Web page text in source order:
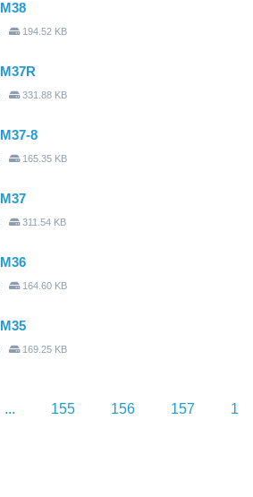
194.52 KB
331.88 KB
8
165.35 KB
311.54 KB
164.60 KB
169.25 KB
... 155 156 157